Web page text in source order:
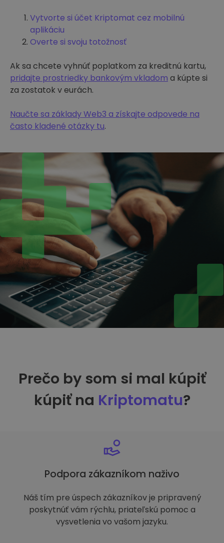
Vytvorte si účet Kriptomat cez mobilnú
aplikáciu
Overte si svoju totožnosť
Ak sa chcete vyhnúť poplatkom za kreditnú kartu,
pridajte prostriedky bankovým vkladom a kúpte si
za zostatok v eurách.
Naučte sa základy Web3 a získajte odpovede na
často kladené otázky tu.
Prečo by som si mal kúpiť
kúpiť na Kriptomatu?
Podpora zákazníkom naživo
Náš tím pre úspech zákazníkov je pripravený
poskytnúť vám rýchlu, priateľskú pomoc a
vysvetlenia vo vašom jazyku.